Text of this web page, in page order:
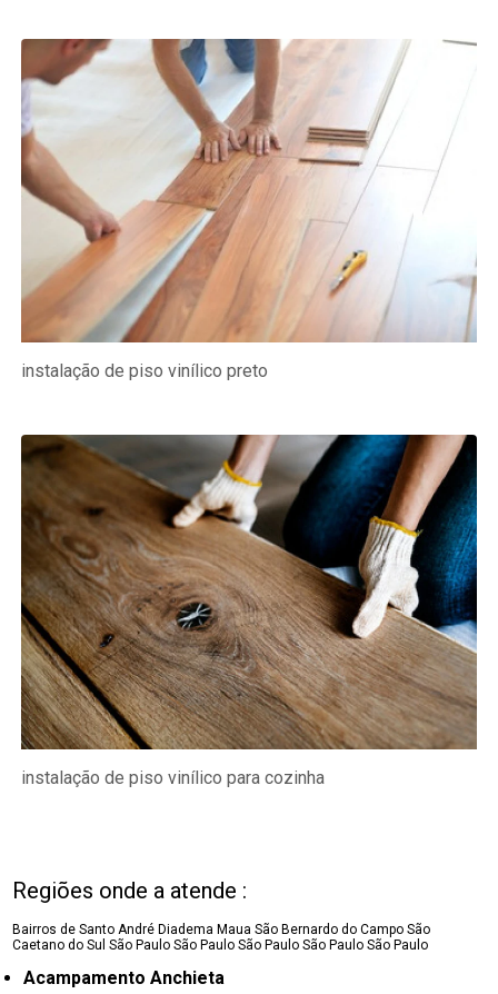
instalação de piso vinílico preto
instalação de piso vinílico para cozinha
Regiões onde a atende :
Bairros de Santo André Diadema Maua São Bernardo do Campo São
Caetano do SulSão Paulo São Paulo São Paulo São Paulo São Paulo
Acampamento Anchieta